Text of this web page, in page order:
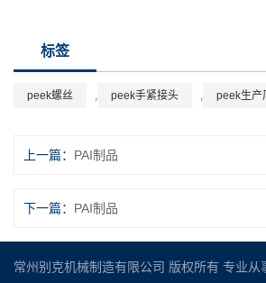
标签
peek螺丝 , peek手紧接头 , peek生产
上一篇： PAI制品
下一篇： PAI制品
常州别克机械制造有限公司 版权所有 专业从